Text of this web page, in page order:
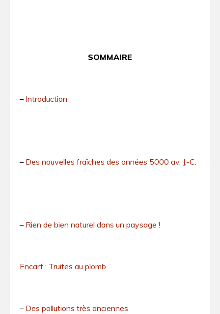
SOMMAIRE
– Introduction
– Des nouvelles fraîches des années 5000 av. J.-C.
– Rien de bien naturel dans un paysage !
Encart : Truites au plomb
– Des pollutions très anciennes